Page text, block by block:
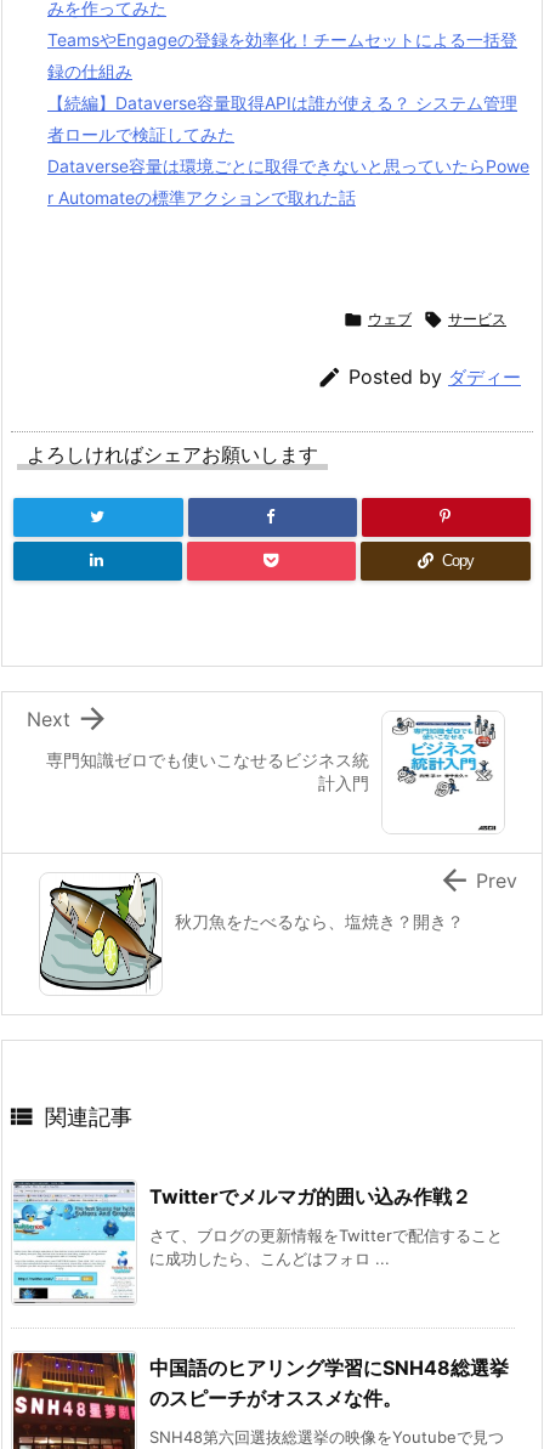
みを作ってみた
TeamsやEngageの登録を効率化！チームセットによる一括登
録の仕組み
【続編】Dataverse容量取得APIは誰が使える？ システム管理
者ロールで検証してみた
Dataverse容量は環境ごとに取得できないと思っていたらPowe
r Automateの標準アクションで取れた話
 ウェブ  サービス
 Posted by ダディー
よろしければシェアお願いします
Copy
専門知識ゼロでも使いこなせるビジネス統
計入門

Next
秋刀魚をたべるなら、塩焼き？開き？
 Prev
 関連記事
Twitterでメルマガ的囲い込み作戦２
さて、ブログの更新情報をTwitterで配信すること
に成功したら、こんどはフォロ ...
中国語のヒアリング学習にSNH48総選挙
のスピーチがオススメな件。
SNH48第六回選抜総選挙の映像をYoutubeで見つ